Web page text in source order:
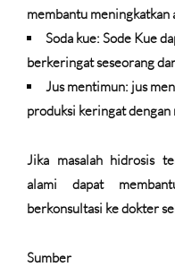
membantu
Soda kue: Sode Kue
berkeringat seseorang
Jus mentimun: jus
produksi keringat
Jika masalah hidrosis
alami dapat
berkonsultasi ke dokter
Sumber